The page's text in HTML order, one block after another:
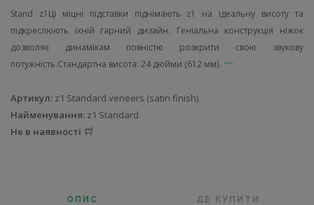
Stand z1Ці міцні підставки піднімають z1 на ідеальну висоту та
підкреслюють їхній гарний дизайн. Геніальна конструкція ніжок
дозволяє динамікам повністю розкрити свою звукову
потужність.Стандартна висота: 24 дюйми (612 мм).
Артикул: z1 Standard veneers (satin finish)
Найменування: z1 Standard
Не в наявності
ОПИС ДЕ КУПИТИ